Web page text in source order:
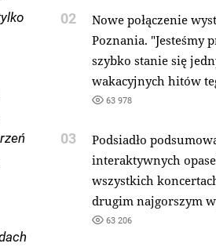
02
Nowe połączenie
Poznania. "Jesteśmy
szybko stanie się
wakacyjnych hitów
63 978
03
Podsiadło
interaktywnych
wszystkich
drugim najgorszym
63 206